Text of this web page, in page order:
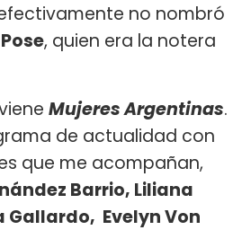
no nombró
, quien era la notera
Mujeres Argentinas.
de actualidad con
que me acompañan,
Barrio, Liliana
Gallardo, Evelyn Von